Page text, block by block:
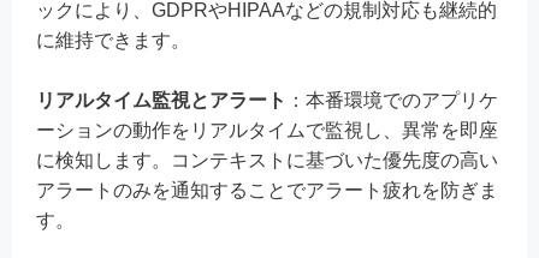
ックにより、GDPRやHIPAAなどの規制対応も継続的
に維持できます。
リアルタイム監視とアラート ：本番環境でのアプリケ
ーションの動作をリアルタイムで監視し、異常を即座
に検知します。コンテキストに基づいた優先度の高い
アラートのみを通知することでアラート疲れを防ぎま
す。